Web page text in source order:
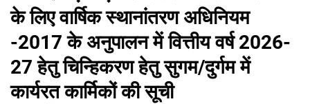
के लिए वार्षिक स्थानांतरण अधिनियम
-2017 के अनुपालन में वित्तीय वर्ष 2026-
27 हेतु चिन्हिकरण हेतु सुगम/दुर्गम में
कार्यरत कार्मिकों की सूची